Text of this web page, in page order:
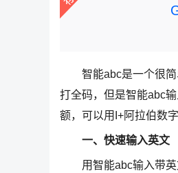
智能abc是一个很简
打全码，但是智能abc
额，可以用I+阿拉伯数
一、快速输入英文
用智能abc输入带英